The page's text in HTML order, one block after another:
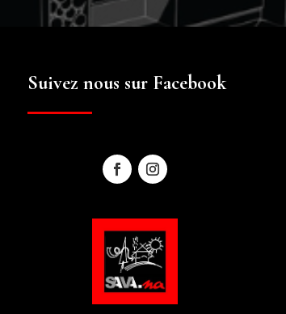
Suivez nous sur Facebook